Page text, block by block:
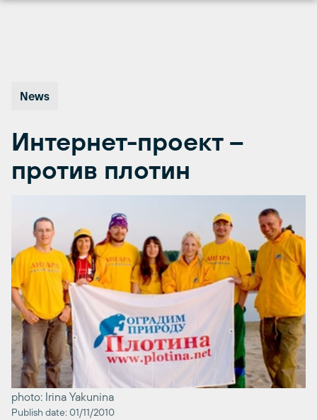
News
Интернет-проект –
против плотин
photo: Irina Yakunina
Publish date: 01/11/2010